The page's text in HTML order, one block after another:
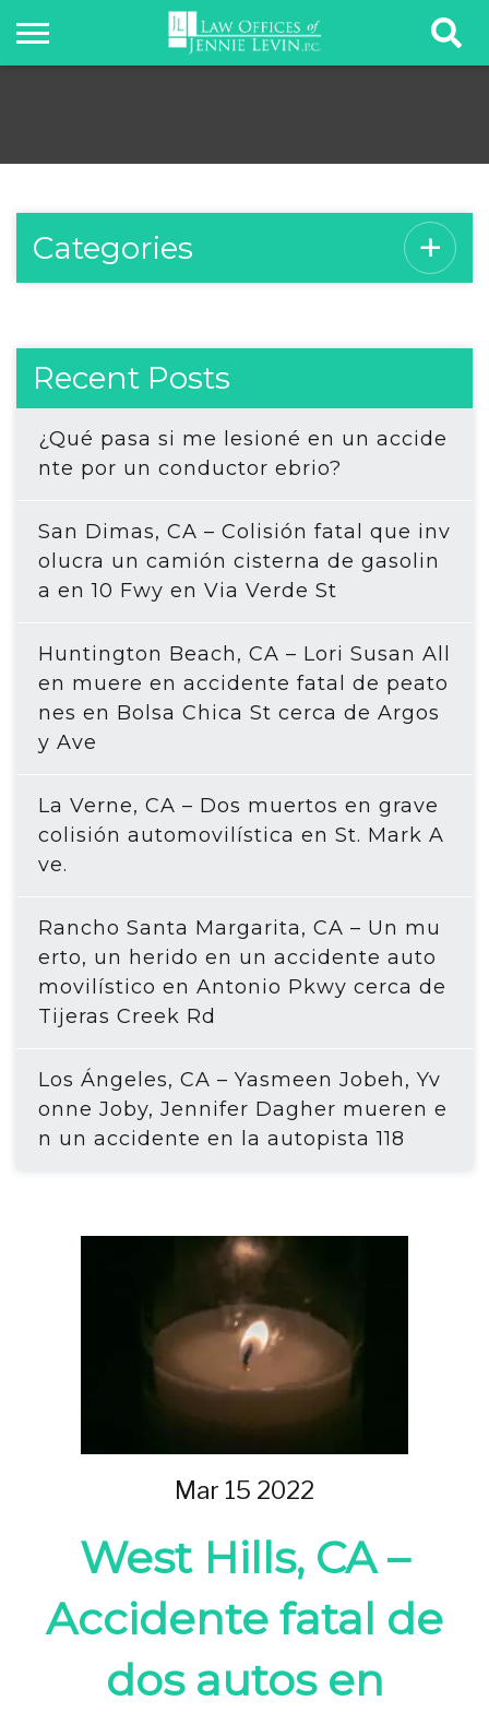
Categories
Recent Posts
¿Qué pasa si me lesioné en un accide
nte por un conductor ebrio?
San Dimas, CA – Colisión fatal que inv
olucra un camión cisterna de gasolin
a en 10 Fwy en Via Verde St
Huntington Beach, CA – Lori Susan All
en muere en accidente fatal de peato
nes en Bolsa Chica St cerca de Argos
y Ave
La Verne, CA – Dos muertos en grave
colisión automovilística en St. Mark A
ve.
Rancho Santa Margarita, CA – Un mu
erto, un herido en un accidente auto
movilístico en Antonio Pkwy cerca de
Tijeras Creek Rd
Los Ángeles, CA – Yasmeen Jobeh, Yv
onne Joby, Jennifer Dagher mueren e
n un accidente en la autopista 118
Mar 15 2022
West Hills, CA –
Accidente fatal de
dos autos en